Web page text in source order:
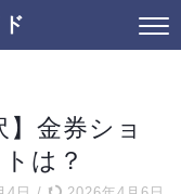
金券ショ
は？